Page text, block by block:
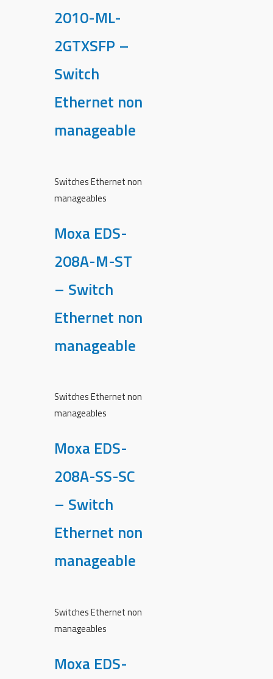
2010-ML-
2GTXSFP –
Switch
Ethernet non
manageable
Switches Ethernet non
manageables
Moxa EDS-
208A-M-ST
– Switch
Ethernet non
manageable
Switches Ethernet non
manageables
Moxa EDS-
208A-SS-SC
– Switch
Ethernet non
manageable
Switches Ethernet non
manageables
Moxa EDS-